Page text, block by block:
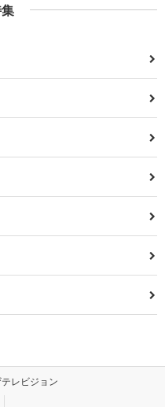
レビジョン